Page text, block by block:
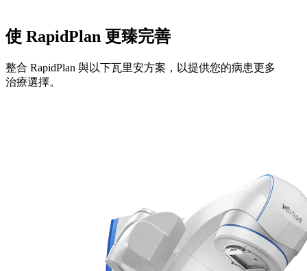
使 RapidPlan 更臻完善
整合 RapidPlan 與以下瓦里安方案，以提供您的病患更多
治療選擇。